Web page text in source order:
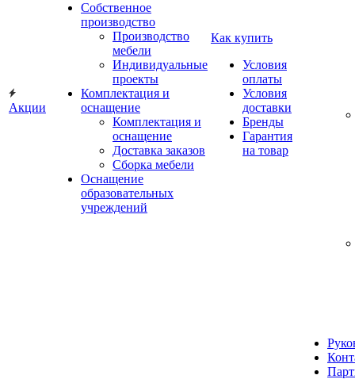
Акции
Собственное
производство
Производство
мебели
Индивидуальные
проекты
Комплектация и
оснащение
Комплектация и
оснащение
Доставка заказов
Сборка мебели
Оснащение
образовательных
учреждений
Как купить
Условия
оплаты
Условия
доставки
Бренды
Гарантия
на товар